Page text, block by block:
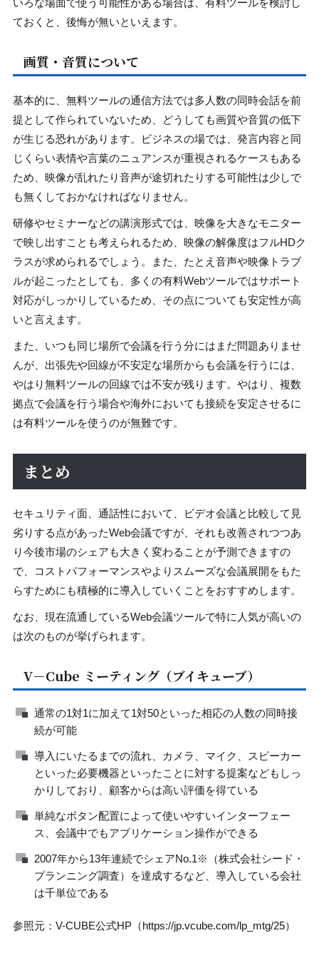
いろな場面で使う可能性がある場合は、有料ツールを検討し
ておくと、後悔が無いといえます。
画質・音質について
基本的に、無料ツールの通信方法では多人数の同時会話を前
提として作られていないため、どうしても画質や音質の低下
が生じる恐れがあります。ビジネスの場では、発言内容と同
じくらい表情や言葉のニュアンスが重視されるケースもある
ため、映像が乱れたり音声が途切れたりする可能性は少しで
も無くしておかなければなりません。
研修やセミナーなどの講演形式では、映像を大きなモニター
で映し出すことも考えられるため、映像の解像度はフルHDク
ラスが求められるでしょう。また、たとえ音声や映像トラブ
ルが起こったとしても、多くの有料Webツールではサポート
対応がしっかりしているため、その点についても安定性が高
いと言えます。
また、いつも同じ場所で会議を行う分にはまだ問題ありませ
んが、出張先や回線が不安定な場所からも会議を行うには、
やはり無料ツールの回線では不安が残ります。やはり、複数
拠点で会議を行う場合や海外においても接続を安定させるに
は有料ツールを使うのが無難です。
まとめ
セキュリティ面、通話性において、ビデオ会議と比較して見
劣りする点があったWeb会議ですが、それも改善されつつあ
り今後市場のシェアも大きく変わることが予測できますの
で、コストパフォーマンスやよりスムーズな会議展開をもた
らすためにも積極的に導入していくことをおすすめします。
なお、現在流通しているWeb会議ツールで特に人気が高いの
は次のものが挙げられます。
V－Cube ミーティング（ブイキューブ）
通常の1対1に加えて1対50といった相応の人数の同時接
続が可能
導入にいたるまでの流れ、カメラ、マイク、スピーカー
といった必要機器といったことに対する提案などもしっ
かりしており、顧客からは高い評価を得ている
単純なボタン配置によって使いやすいインターフェー
ス、会議中でもアプリケーション操作ができる
2007年から13年連続でシェアNo.1※（株式会社シード・
プランニング調査）を達成するなど、導入している会社
は千単位である
参照元：V-CUBE公式HP（https://jp.vcube.com/lp_mtg/25）